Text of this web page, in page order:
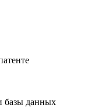
базы данных